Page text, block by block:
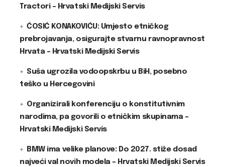
Tractori – Hrvatski Medijski Servis
ĆOSIĆ KONAKOVIĆU: Umjesto etničkog
prebrojavanja, osigurajte stvarnu ravnopravnost
Hrvata – Hrvatski Medijski Servis
Suša ugrozila vodoopskrbu u BiH, posebno
teško u Hercegovini
Organizirali konferenciju o konstitutivnim
narodima, pa govorili o etničkim skupinama –
Hrvatski Medijski Servis
BMW ima velike planove: Do 2027. stiže dosad
najveći val novih modela – Hrvatski Medijski Servis